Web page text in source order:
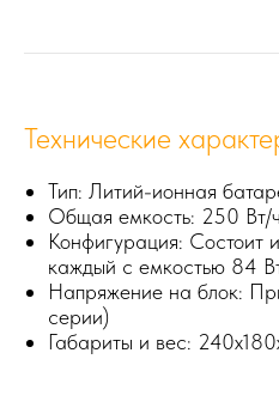
Технические
Тип: Литий-ионная
Общая емкость: 250 Вт/ч
Конфигурация: Состоит
каждый с емкостью 84
Напряжение на блок:
серии)
Габариты и вес: